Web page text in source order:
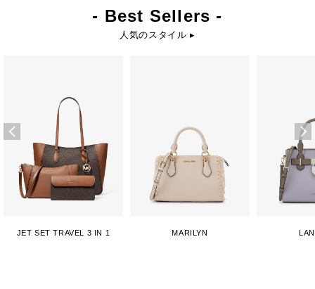
- Best Sellers -
人気のスタイル ▸
JET SET TRAVEL 3 IN 1 MARILYN